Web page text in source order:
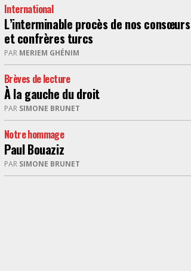
International
L’interminable procès de nos consœurs
et confrères turcs
PAR MERIEM GHÉNIM
Brèves de lecture
À la gauche du droit
PAR SIMONE BRUNET
Notre hommage
Paul Bouaziz
PAR SIMONE BRUNET